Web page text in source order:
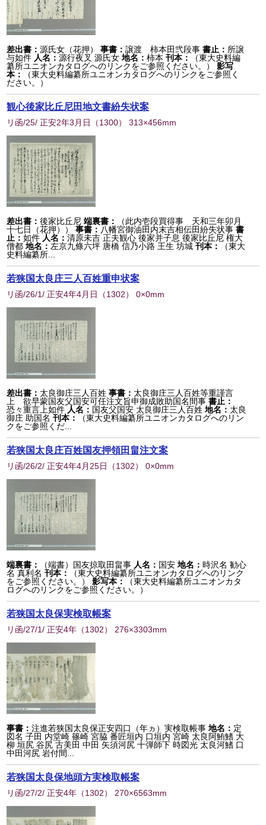
差出書：源氏女（花押） 事書：譲渡 柿本田弐段事 書止： 所譲
与如件 人名：源行夜叉 源氏女 地名：柿本 刊本：
（東大史料編
纂所ユニオンカタログへのリンクをご参照ください。）
影写
本：
（東大史料編纂所ユニオンカタログへのリンクをご参照く
ださい。）
観心後家比丘尼田地文書紛失状案
リ函/25/ 正安2年3月日 （1300） 313×456mm
差出書：後家比丘尼 端裏書：
（此内壱段買得事 天和三年卯月
十七日（花押））
事書： 八幡宮御油田内末吉相伝田紛失状事 書
止：如件 人名：清原未吉 正夫観心 後家并子息 後家比丘尼 権大
僧都 地名： 左京九條六坪 唐橋 信乃小路 王生 坊城 刊本：
（東大
史料編纂所...
若狭国太良庄三人百姓重申状案
リ函/26/1/ 正安4年4月日 （1302） 0×0mm
差出書： 太良御庄三人百姓 事書： 太良御庄三人百姓等重謹言
上 欲早蒙国友父国安可任注文旨申御成敗助国名間事 書止：
恐々重言上如件 人名： 国友父国安 太良御庄三人百姓 地名： 太良
御庄 助国名 刊本：
（東大史料編纂所ユニオンカタログへのリン
クをご参照くだ...
若狭国太良庄百姓国友押領田畠注文案
リ函/26/2/ 正安4年4月25日 （1302） 0×0mm
端裏書： （端書）国友掠取田畠事 人名： 国安 地名：時沢名 勧心
名 真利名 刊本：
（東大史料編纂所ユニオンカタログへのリンク
をご参照ください。）
影写本：
（東大史料編纂所ユニオンカタ
ログへのリンクをご参照ください。）
若狭国太良保実検取帳案
リ函/27/1/ 正安4年 （1302） 276×3303mm
事書：注進若狭国太良保正安四口（年ヵ）実検取帳事 地名： 定
図名 子田 内堂崎 篠崎 宮脇 番匠垣内 口垣内 宮崎 太良阿鮪鰭 大
柳 垣尻 谷尻 古美田 中田 矢須河尻 十弾師下 時図光 太良河鰭 口
中田河尻 岩付間...
若狭国太良保地頭方実検取帳案
リ函/27/2/ 正安4年 （1302） 270×6563mm